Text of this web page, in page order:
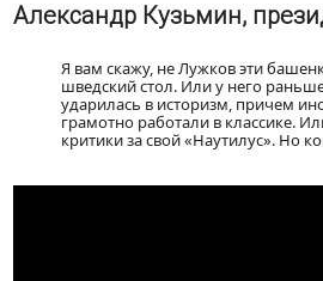
Александр Кузьмин,
Я вам скажу, не Лужков эти
шведский стол. Или у него
ударилась в историзм, причем
грамотно работали в классике.
критики за свой «Наутилус». Но